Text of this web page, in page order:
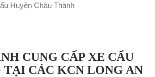
Huyện Châu Thành
CUNG CẤP XE CẨU
TẠI CÁC KCN LONG AN